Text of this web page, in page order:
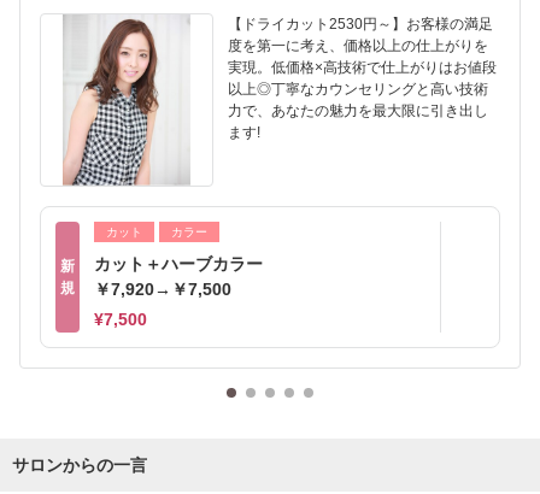
【ドライカット2530円～】お客様の満足
度を第一に考え、価格以上の仕上がりを
実現。低価格×高技術で仕上がりはお値段
以上◎丁寧なカウンセリングと高い技術
力で、あなたの魅力を最大限に引き出し
ます!
新
規
カット カラー
カット＋ハーブカラー
￥7,920→￥7,500
¥7,500
サロンからの一言